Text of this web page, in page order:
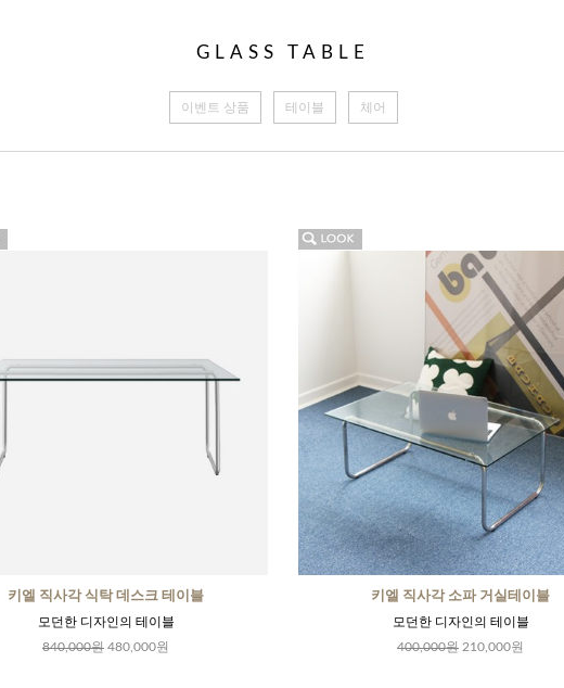
GLASS TABLE
이벤트 상품 테이블 체어
키엘 직사각 식탁 데스크 테이블
모던한 디자인의 테이블
840,000원 480,000원
키엘 직사각 소파 거실테이블
모던한 디자인의 테이블
400,000원 210,000원